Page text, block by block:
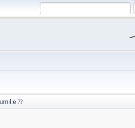
??